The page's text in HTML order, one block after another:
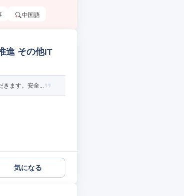
中国語
進 その他IT
きます。安全...
気になる